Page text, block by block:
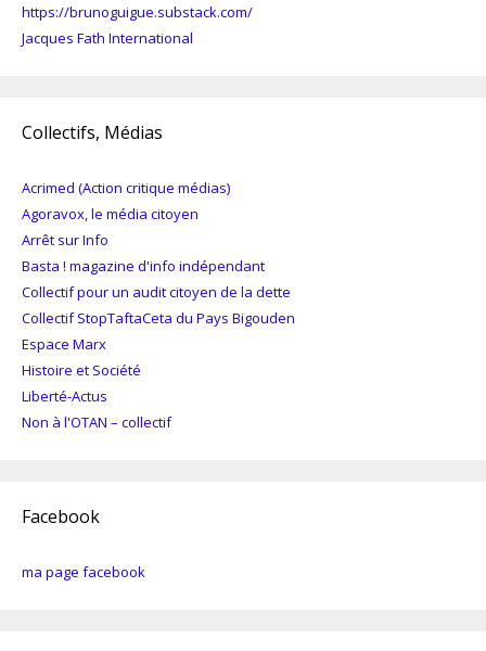
https://brunoguigue.substack.com/
Jacques Fath International
Collectifs, Médias
Acrimed (Action critique médias)
Agoravox, le média citoyen
Arrêt sur Info
Basta ! magazine d'info indépendant
Collectif pour un audit citoyen de la dette
Collectif StopTaftaCeta du Pays Bigouden
Espace Marx
Histoire et Société
Liberté-Actus
Non à l'OTAN – collectif
Facebook
ma page facebook